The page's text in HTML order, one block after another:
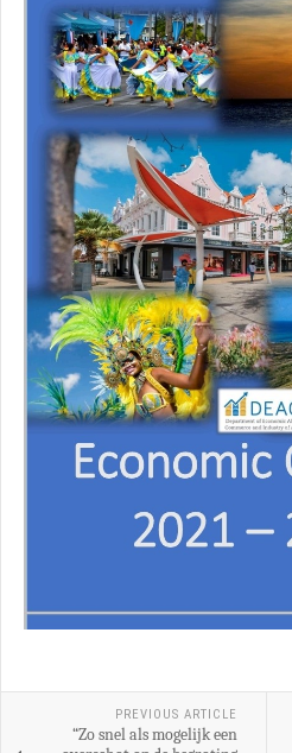
PREVIOUS ARTICLE
“Zo snel als mogelijk een